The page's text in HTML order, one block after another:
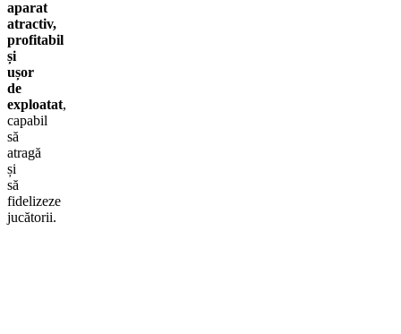
aparat
atractiv,
profitabil
și
ușor
de
exploatat,
capabil
să
atragă
și
să
fidelizeze
jucătorii.